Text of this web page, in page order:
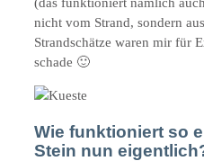
nicht vom Strand, sondern
Strandschätze waren mir für
schade 🙂
Wie funktioniert so
Stein nun